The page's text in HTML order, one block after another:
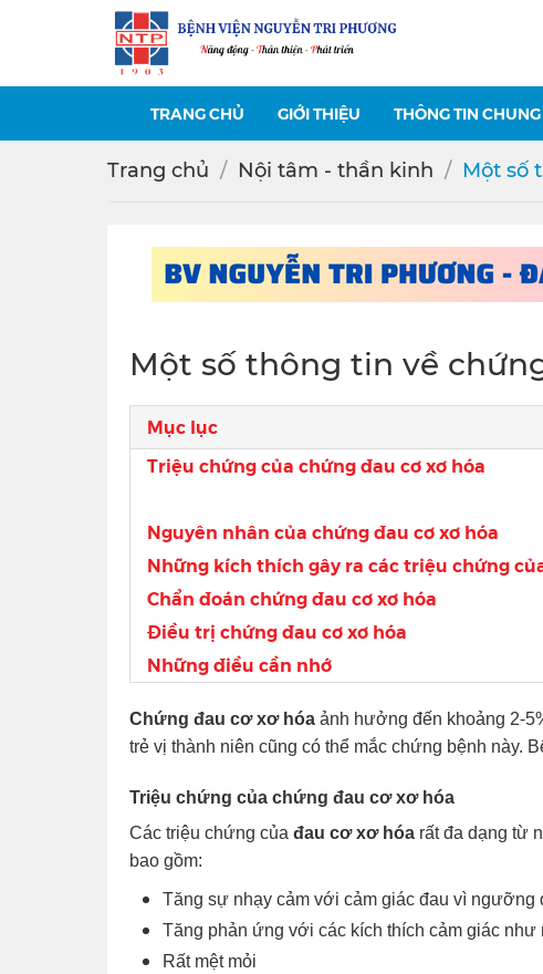
TRANG CHỦ GIỚI THIỆU THÔNG TIN CHUNG
Trang chủ Nội tâm - thần kinh Một số
Một số thông tin về
Mục lục
Triệu chứng của chứng đau cơ xơ hóa
Nguyên nhân của chứng đau cơ xơ hóa
Những kích thích gây ra các triệu chứng
Chẩn đoán chứng đau cơ xơ hóa
Điều trị chứng đau cơ xơ hóa
Những điều cần nhớ
Chứng đau cơ xơ hóa ảnh hưởng đến khoảng 2-
trẻ vị thành niên cũng có thể mắc chứng bệnh này.
Triệu chứng của chứng đau cơ xơ hóa
Các triệu chứng của đau cơ xơ hóa rất đa dạng từ
bao gồm:
Tăng sự nhạy cảm với cảm giác đau vì ngưỡng
Tăng phản ứng với các kích thích cảm giác
Rất mệt mỏi